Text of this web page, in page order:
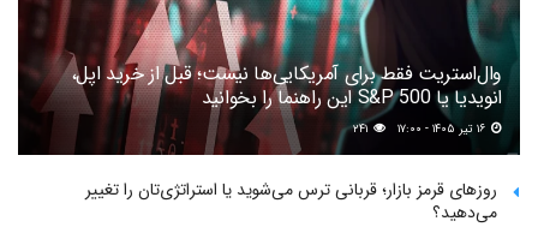
وال‌استریت فقط برای آمریکایی‌ها نیست؛ قبل از خرید اپل،
انویدیا یا S&P 500 این راهنما را بخوانید
۲۴۱
روزهای قرمز بازار؛ قربانی ترس می‌شوید یا استراتژی‌تان را تغییر
می‌دهید؟